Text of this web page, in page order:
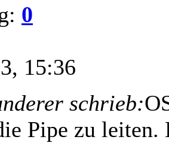
0
15:36
schrieb:
Pipe zu leiten.